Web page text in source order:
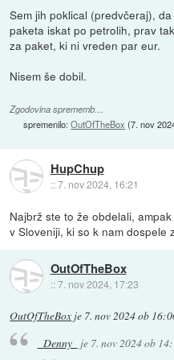
Sem jih poklical (predvčeraj),
paketa iskat po petrolih, prav
za paket, ki ni vreden par eur.
Nisem še dobil.
Zgodovina sprememb…
spremenilo:OutOfTheBox (7. nov
HupChup
::7. nov 2024, 16:21
Najbrž ste to že obdelali,
v Sloveniji, ki so k nam dospele
OutOfTheBox
::7. nov 2024, 17:23
OutOfTheBox je 7. nov 2024 ob
_Denny_ je 7. nov 2024 ob